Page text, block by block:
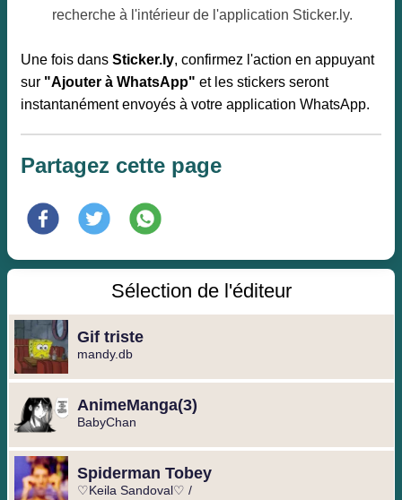
recherche à l'intérieur de l'application Sticker.ly.
Une fois dans Sticker.ly, confirmez l'action en appuyant
sur "Ajouter à WhatsApp" et les stickers seront
instantanément envoyés à votre application WhatsApp.
Partagez cette page
Sélection de l'éditeur
Gif triste
mandy.db
️AnimeManga️(3)
BabyChan
Spiderman Tobey
♡Keila Sandoval♡ /